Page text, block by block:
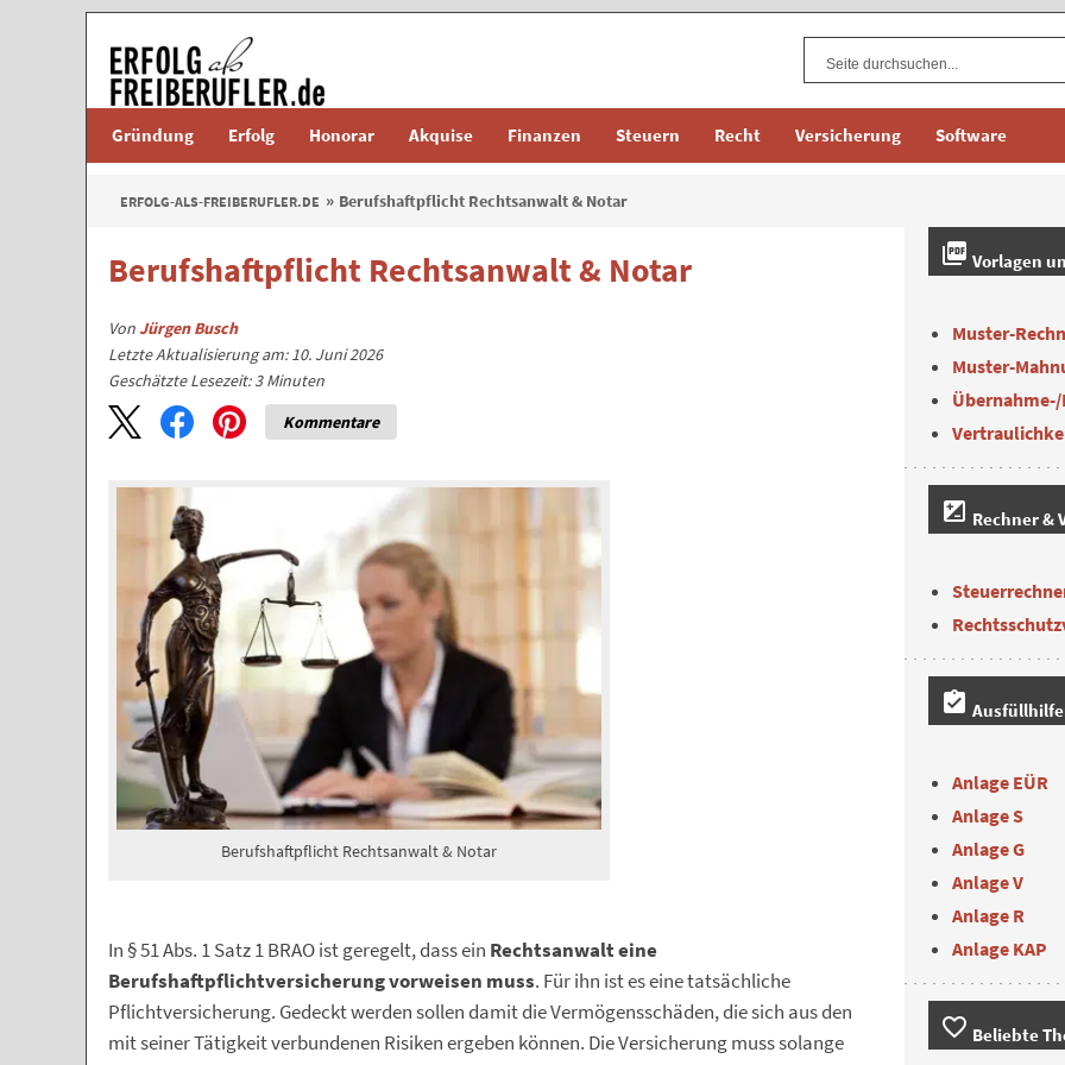
Gründung Erfolg Honorar Akquise Finanzen Steuern Recht Versicherung Software
ERFOLG-ALS-FREIBERUFLER.DE Berufshaftpflicht Rechtsanwalt & Notar
Berufshaftpflicht Rechtsanwalt & Notar
VonJürgen Busch
Letzte Aktualisierung am: 10. Juni 2026
Geschätzte Lesezeit:3 Minuten
Kommentare
Berufshaftpflicht Rechtsanwalt & Notar
In § 51 Abs. 1 Satz 1 BRAO ist geregelt, dass ein Rechtsanwalt eine
Berufshaftpflichtversicherung vorweisen muss. Für ihn ist es eine tatsächliche
Pflichtversicherung. Gedeckt werden sollen damit die Vermögensschäden, die sich aus den
mit seiner Tätigkeit verbundenen Risiken ergeben können. Die Versicherung muss solange
picture_as_pdf Vorlagen
Muster-
Muster-
iso Rechner &
assignment_turned_in
Anlage EÜR
Anlage S
Anlage G
Anlage V
Anlage R
Anlage KAP
favorite_border Beliebte